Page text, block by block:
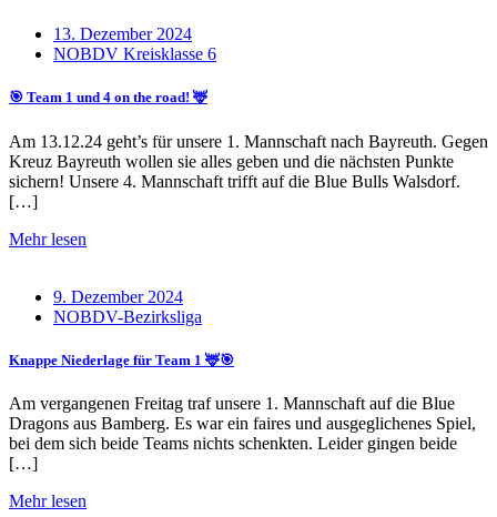
13. Dezember 2024
NOBDV Kreisklasse 6
🎯 Team 1 und 4 on the road! 🦌
Am 13.12.24 geht’s für unsere 1. Mannschaft nach Bayreuth. Gegen
Kreuz Bayreuth wollen sie alles geben und die nächsten Punkte
sichern! Unsere 4. Mannschaft trifft auf die Blue Bulls Walsdorf.
[…]
Mehr lesen
9. Dezember 2024
NOBDV-Bezirksliga
Knappe Niederlage für Team 1 🦌🎯
Am vergangenen Freitag traf unsere 1. Mannschaft auf die Blue
Dragons aus Bamberg. Es war ein faires und ausgeglichenes Spiel,
bei dem sich beide Teams nichts schenkten. Leider gingen beide
[…]
Mehr lesen